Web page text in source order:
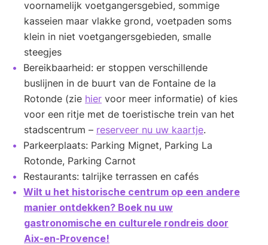
voornamelijk voetgangersgebied, sommige
kasseien maar vlakke grond, voetpaden soms
klein in niet voetgangersgebieden, smalle
steegjes
Bereikbaarheid: er stoppen verschillende
buslijnen in de buurt van de Fontaine de la
Rotonde (zie hier voor meer informatie) of kies
voor een ritje met de toeristische trein van het
stadscentrum – reserveer nu uw kaartje.
Parkeerplaats: Parking Mignet, Parking La
Rotonde, Parking Carnot
Restaurants: talrijke terrassen en cafés
Wilt u het historische centrum op een andere
manier ontdekken? Boek nu uw
gastronomische en culturele rondreis door
Aix-en-Provence!